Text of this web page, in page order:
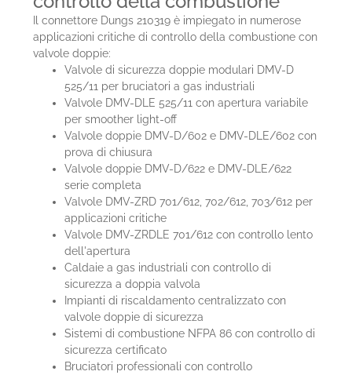
Il connettore Dungs 210319 è impiegato in numerose
applicazioni critiche di controllo della combustione con
valvole doppie:
Valvole di sicurezza doppie modulari DMV-D
525/11 per bruciatori a gas industriali
Valvole DMV-DLE 525/11 con apertura variabile
per smoother light-off
Valvole doppie DMV-D/602 e DMV-DLE/602 con
prova di chiusura
Valvole doppie DMV-D/622 e DMV-DLE/622
serie completa
Valvole DMV-ZRD 701/612, 702/612, 703/612 per
applicazioni critiche
Valvole DMV-ZRDLE 701/612 con controllo lento
dell'apertura
Caldaie a gas industriali con controllo di
sicurezza a doppia valvola
Impianti di riscaldamento centralizzato con
valvole doppie di sicurezza
Sistemi di combustione NFPA 86 con controllo di
sicurezza certificato
Bruciatori professionali con controllo